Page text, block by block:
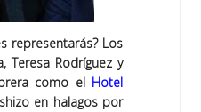
representarás? Los
Teresa Rodríguez y
como el Hotel
en halagos por